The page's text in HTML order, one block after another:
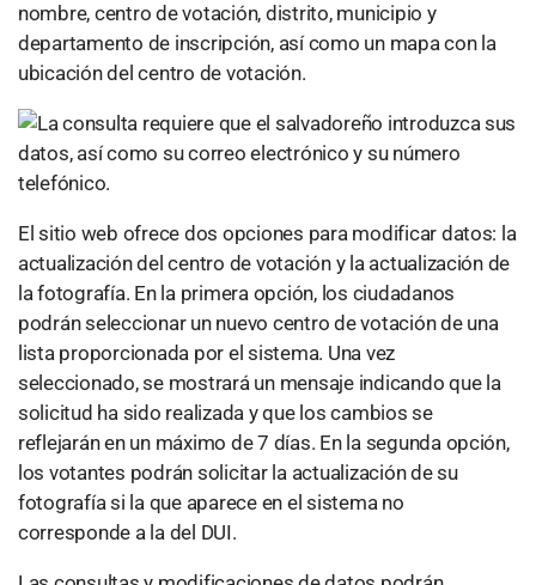
nombre, centro de votación, distrito, municipio y
departamento de inscripción, así como un mapa con la
ubicación del centro de votación.
El sitio web ofrece dos opciones para modificar datos: la
actualización del centro de votación y la actualización de
la fotografía. En la primera opción, los ciudadanos
podrán seleccionar un nuevo centro de votación de una
lista proporcionada por el sistema. Una vez
seleccionado, se mostrará un mensaje indicando que la
solicitud ha sido realizada y que los cambios se
reflejarán en un máximo de 7 días. En la segunda opción,
los votantes podrán solicitar la actualización de su
fotografía si la que aparece en el sistema no
corresponde a la del DUI.